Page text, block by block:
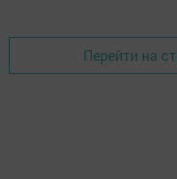
Перейти на